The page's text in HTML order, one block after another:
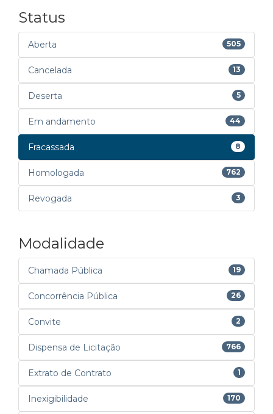
Status
Aberta 505
Cancelada 13
Deserta 5
Em andamento 44
Fracassada 8
Homologada 762
Revogada 3
Modalidade
Chamada Pública 19
Concorrência Pública 26
Convite 2
Dispensa de Licitação 766
Extrato de Contrato 1
Inexigibilidade 170